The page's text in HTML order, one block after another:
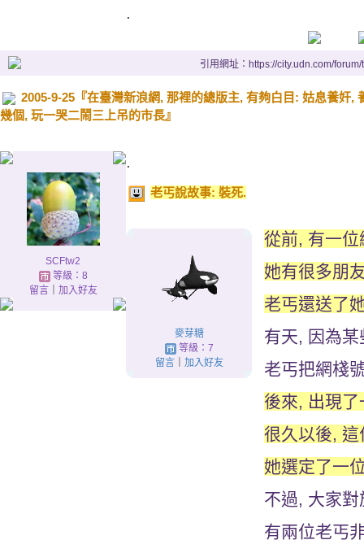
.
引用網址：https://city.udn.com/
2005-9-25『在臺灣新浪網, 那裡的總版主, 有夠白目: 姑息養
幾個, 玩一哭二鬧三上吊的市長』
SCFtw2
等級：8
留言｜ 加入好友
.
老丐說故事: 裝死.
麥芽糖
等級：7
留言｜ 加入好友
從前, 有一位
她有很多朋
老丐還送了
有天, 因為
老丐把網棧
後來, 出現
很久以後,
她選定了一
不過, 大家
有兩位老丐